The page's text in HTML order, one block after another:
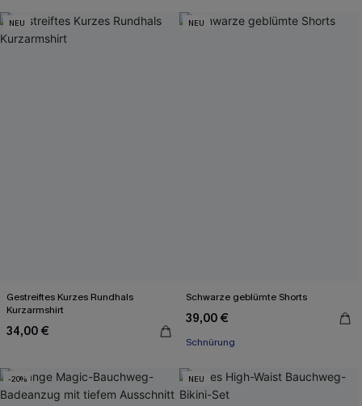
NEU
Gestreiftes Kurzes Rundhals
Kurzarmshirt
34,00 €
NEU
Schwarze geblümte Shorts
39,00 €
Schnürung
-20% NEU